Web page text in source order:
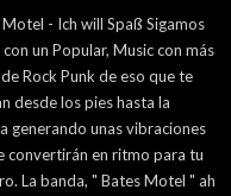
- Ich will Spaß Sigamos
un Popular, Music con más
Rock Punk de eso que te
desde los pies hasta la
generando unas vibraciones
convertirán en ritmo para tu
La banda, " Bates Motel " ah